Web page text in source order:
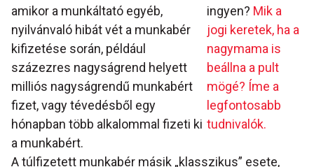
ingyen? Mik a
jogi keretek, ha a
nagymama is
beállna a pult
mögé? Íme a
legfontosabb
tudnivalók.
amikor a munkáltató egyéb,
nyilvánvaló hibát vét a munkabér
kifizetése során, például
százezres nagyságrend helyett
milliós nagyságrendű munkabért
fizet, vagy tévedésből egy
hónapban több alkalommal fizeti ki
a munkabért.
A túlfizetett munkabér másik „klasszikus” esete,